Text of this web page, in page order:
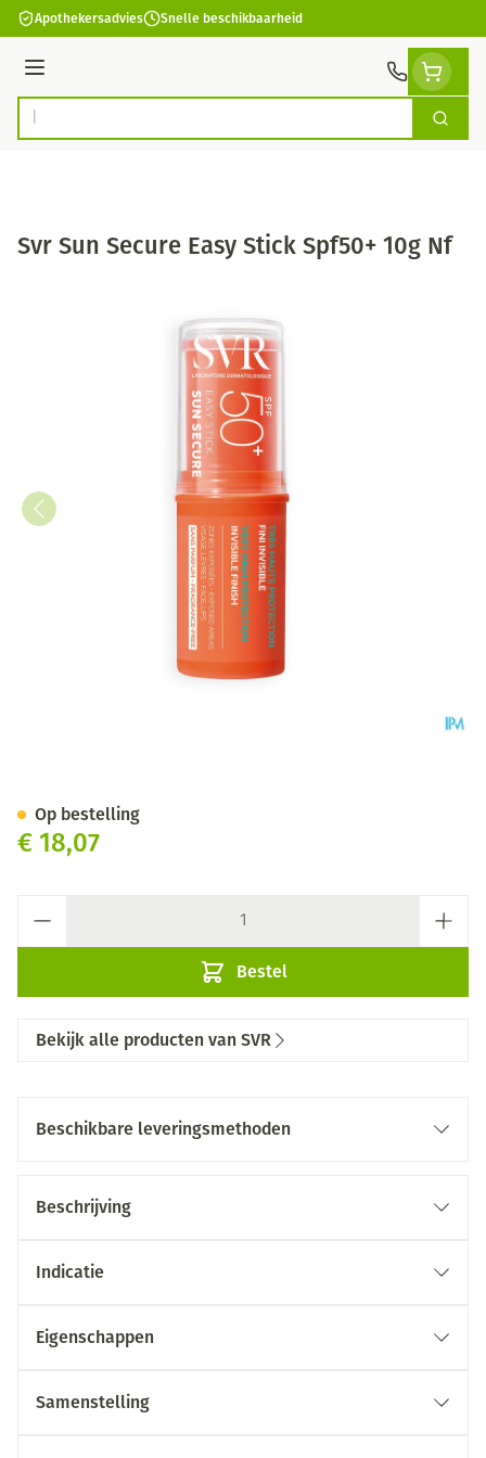
Ga naar de inhoud
Apothekersadvies Snelle beschikbaarheid
Menu
Product, merk, categorie... Zoek
Svr Sun Secure Easy Stick Spf50+ 10g Nf
€ 18,07
Bestel
Op bestelling
Bekijk alle producten van SVR
Beschikbare leveringsmethoden
Beschrijving
Indicatie
Eigenschappen
Samenstelling